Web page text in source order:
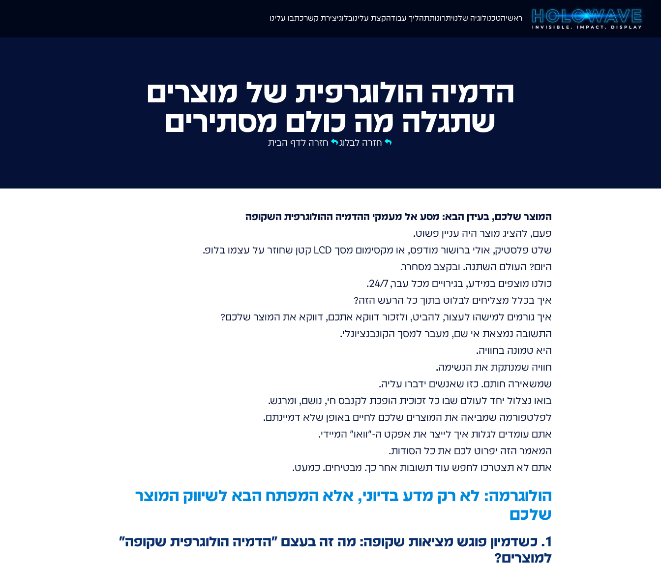
ראשיהטכנולוגיה שלנויתרונותתהליך עבודהקצת עלינובלוגיצירת קשרכתבו עלינו
הדמיה הולוגרפית של מוצרים
שתגלה מה כולם מסתירים
חזרה לבלוג חזרה לדף הבית
המוצר שלכם, בעידן הבא: מסע אל מעמקי ההדמיה ההולוגרפית השקופה
פעם, להציג מוצר היה עניין פשוט.
שלט פלסטיק, אולי ברושור מודפס, או מקסימום מסך LCD קטן שחוזר על עצמו בלופ.
היום? העולם השתנה. ובקצב מסחרר.
כולנו מוצפים במידע, בגירויים מכל עבר, 24/7.
איך בכלל מצליחים לבלוט בתוך כל הרעש הזה?
איך גורמים למישהו לעצור, להביט, ולזכור דווקא אתכם, דווקא את המוצר שלכם?
התשובה נמצאת אי שם, מעבר למסך הקונבנציונלי.
היא טמונה בחוויה.
חוויה שמנתקת את הנשימה.
שמשאירה חותם. כזו שאנשים ידברו עליה.
בואו נצלול יחד לעולם שבו כל זכוכית הופכת לקנבס חי, נושם, ומרגש.
לפלטפורמה שמביאה את המוצרים שלכם לחיים באופן שלא דמיינתם.
אתם עומדים לגלות איך לייצר את אפקט ה-"וואו" המיידי.
המאמר הזה יפרוט לכם את כל הסודות.
אתם לא תצטרכו לחפש עוד תשובות אחר כך. מבטיחים. כמעט.
הולוגרמה: לא רק מדע בדיוני, אלא המפתח הבא לשיווק המוצר
שלכם
1. כשדמיון פוגש מציאות שקופה: מה זה בעצם "הדמיה הולוגרפית שקופה"
למוצרים?